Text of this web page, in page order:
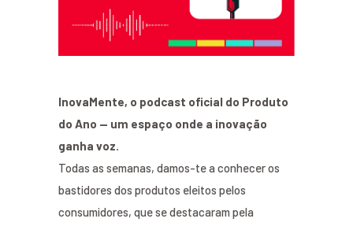
InovaMente, o podcast oficial do Produto
do Ano — um espaço onde a inovação
ganha voz.
Todas as semanas, damos-te a conhecer os
bastidores dos produtos eleitos pelos
consumidores, que se destacaram pela